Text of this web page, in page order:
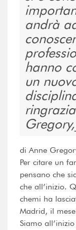
andrà
hanno
un
di Anne
Per citare un
pensano che
che all’inizio.
chemi ha
Madrid, il
Siamo